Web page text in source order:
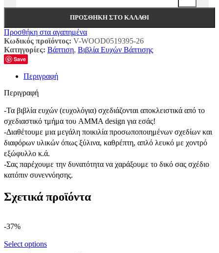
ΠΡΟΣΘΉΚΗ ΣΤΟ ΚΑΛΆΘΙ
Προσθήκη στα αγαπημένα
Κωδικός προϊόντος: V-WOOD0519395-26
Κατηγορίες: Βάπτιση, Βιβλία Ευχών Βάπτισης
Save
Περιγραφή
Περιγραφή
-Τα βιβλία ευχών (ευχολόγια) σχεδιάζονται αποκλειστικά από το
σχεδιαστικό τμήμα του AMMA design για εσάς!
-Διαθέτουμε μια μεγάλη ποικιλία προσωποποιημένων σχεδίων και
διαφόρων υλικών όπως ξύλινα, καθρέπτη, απλό λευκό με χοντρό
εξώφυλλο κ.ά.
-Σας παρέχουμε την δυνατότητα να χαράξουμε το δικό σας σχέδιο
κατόπιν συνεννόησης.
Σχετικά προϊόντα
-37%
Select options